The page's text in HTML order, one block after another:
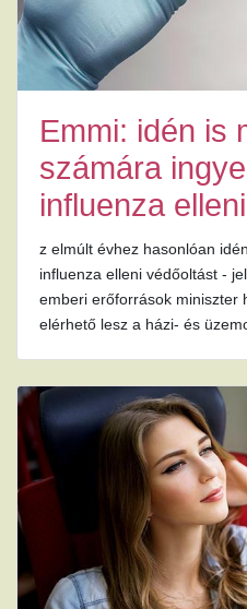
Emmi: idén is
számára
influenza
z elmúlt évhez hasonlóan
influenza elleni védőoltást -
emberi erőforrások miniszter
elérhető lesz a házi- és